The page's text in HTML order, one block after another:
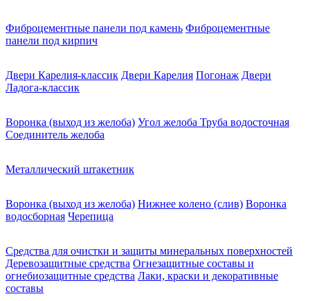
Фиброцементные панели под камень Фиброцементные
панели под кирпич
Двери Карелия-классик Двери Карелия Погонаж Двери
Ладога-классик
Воронка (выход из желоба) Угол желоба Труба водосточная
Соединитель желоба
Металлический штакетник
Воронка (выход из желоба) Нижнее колено (слив) Воронка
водосборная Черепица
Средства для очистки и защиты минеральных поверхностей
Деревозащитные средства Огнезащитные составы и
огнебиозащитные средства Лаки, краски и декоративные
составы